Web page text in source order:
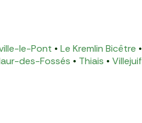
le-Pont • Le Kremlin Bicêtre •
des-Fossés • Thiais • Villejuif